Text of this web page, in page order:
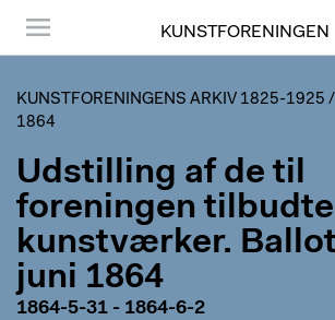
KUNSTFORENINGEN
KUNSTFORENINGENS ARKIV 1825-1925 /
1864
Udstilling af de til
foreningen tilbudte
kunstværker.
juni 1864
1864-5-31 - 1864-6-2